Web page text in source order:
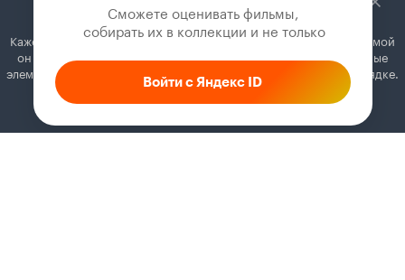
Сможете оценивать фильмы,
собирать их в коллекции и не только
Войти с Яндекс ID
Кажется, вы используете блокировщик рекламы. Вместе с рекламой
он может отключать постеры, папки с фильмами и другие важные
элементы. Добавьте Кинопоиск в исключения, и всё будет в порядке.
Как это сделать